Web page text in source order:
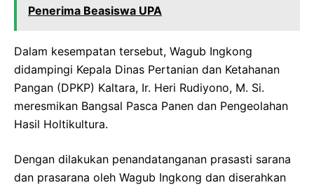
Penerima Beasiswa UPA
Dalam kesempatan tersebut, Wagub Ingkong
didampingi Kepala Dinas Pertanian dan Ketahanan
Pangan (DPKP) Kaltara, Ir. Heri Rudiyono, M. Si.
meresmikan Bangsal Pasca Panen dan Pengeolahan
Hasil Holtikultura.
Dengan dilakukan penandatanganan prasasti sarana
dan prasarana oleh Wagub Ingkong dan diserahkan